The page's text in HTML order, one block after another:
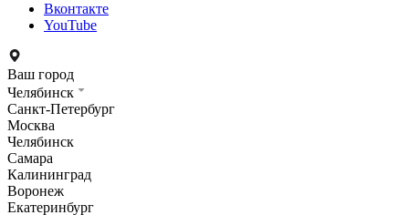
Вконтакте
YouTube
Ваш город
Челябинск
Санкт-Петербург
Москва
Челябинск
Самара
Калининград
Воронеж
Екатеринбург